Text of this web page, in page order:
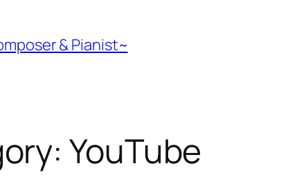
& Pianist~
YouTube